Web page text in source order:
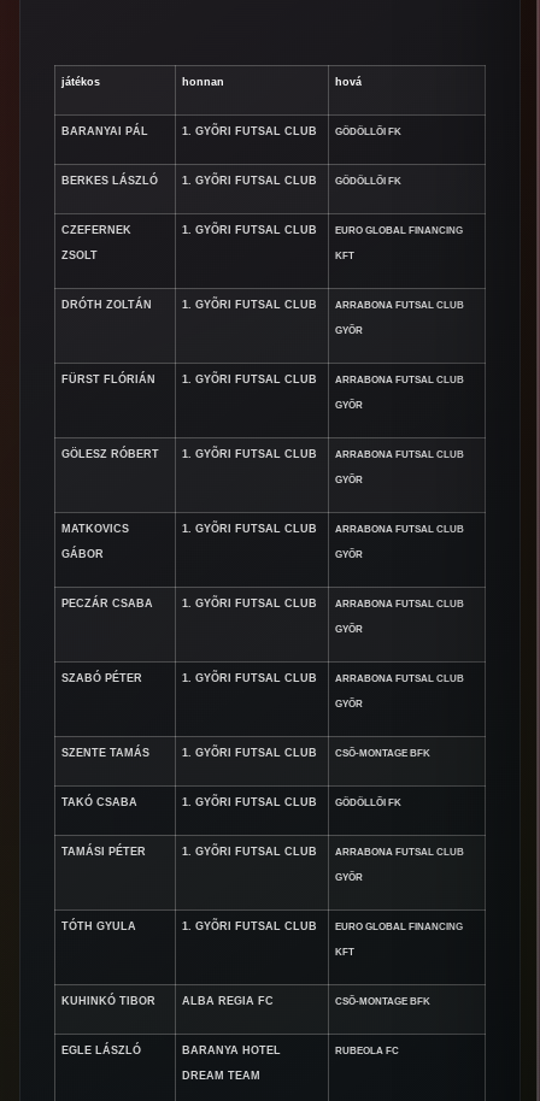
játékos honnan hová
BARANYAI PÁL 1. GYÕRI FUTSAL CLUB GÖDÖLLÕI FK
BERKES LÁSZLÓ 1. GYÕRI FUTSAL CLUB GÖDÖLLÕI FK
CZEFERNEK
ZSOLT
1. GYÕRI FUTSAL CLUB EURO GLOBAL FINANCING
KFT
DRÓTH ZOLTÁN 1. GYÕRI FUTSAL CLUB ARRABONA FUTSAL CLUB
GYÕR
FÜRST FLÓRIÁN 1. GYÕRI FUTSAL CLUB ARRABONA FUTSAL CLUB
GYÕR
GÖLESZ RÓBERT 1. GYÕRI FUTSAL CLUB ARRABONA FUTSAL CLUB
GYÕR
MATKOVICS
GÁBOR
1. GYÕRI FUTSAL CLUB ARRABONA FUTSAL CLUB
GYÕR
PECZÁR CSABA 1. GYÕRI FUTSAL CLUB ARRABONA FUTSAL CLUB
GYÕR
SZABÓ PÉTER 1. GYÕRI FUTSAL CLUB ARRABONA FUTSAL CLUB
GYÕR
SZENTE TAMÁS 1. GYÕRI FUTSAL CLUB CSÕ-MONTAGE BFK
TAKÓ CSABA 1. GYÕRI FUTSAL CLUB GÖDÖLLÕI FK
TAMÁSI PÉTER 1. GYÕRI FUTSAL CLUB ARRABONA FUTSAL CLUB
GYÕR
TÓTH GYULA 1. GYÕRI FUTSAL CLUB EURO GLOBAL FINANCING
KFT
KUHINKÓ TIBOR ALBA REGIA FC CSÕ-MONTAGE BFK
EGLE LÁSZLÓ BARANYA HOTEL
DREAM TEAM
RUBEOLA FC